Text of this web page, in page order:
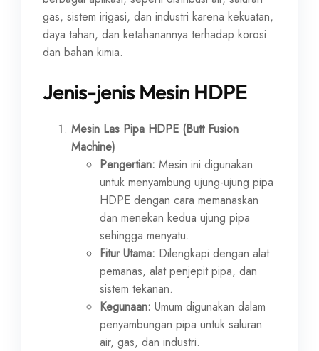
gas, sistem irigasi, dan industri karena kekuatan,
daya tahan, dan ketahanannya terhadap korosi
dan bahan kimia.
Jenis-jenis Mesin HDPE
Mesin Las Pipa HDPE (Butt Fusion
Machine)
Pengertian: Mesin ini digunakan
untuk menyambung ujung-ujung pipa
HDPE dengan cara memanaskan
dan menekan kedua ujung pipa
sehingga menyatu.
Fitur Utama: Dilengkapi dengan alat
pemanas, alat penjepit pipa, dan
sistem tekanan.
Kegunaan: Umum digunakan dalam
penyambungan pipa untuk saluran
air, gas, dan industri.